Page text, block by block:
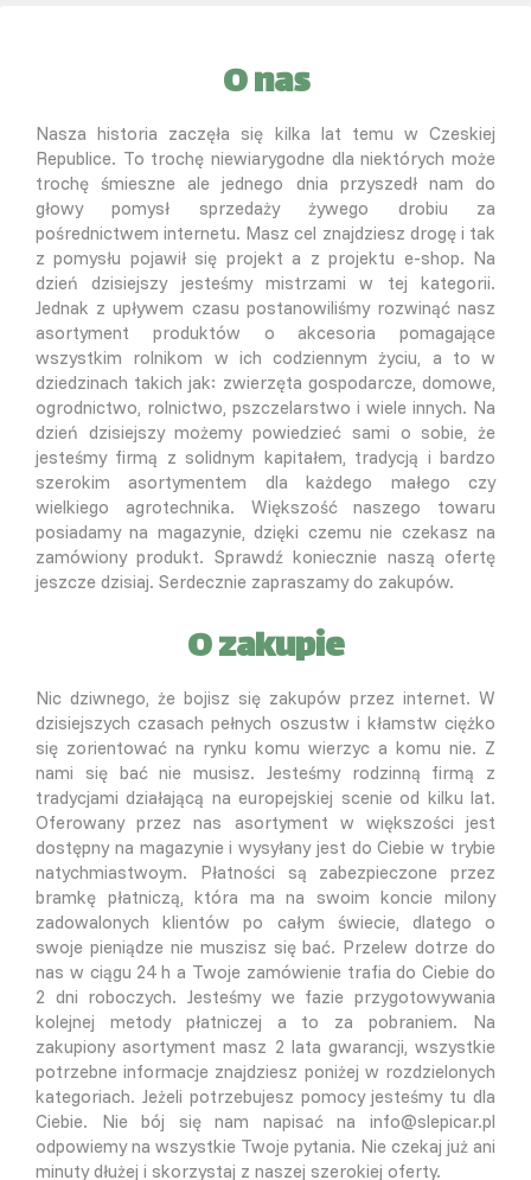
O nas
Nasza historia zaczęła się kilka lat temu w Czeskiej
Republice. To trochę niewiarygodne dla niektórych może
trochę śmieszne ale jednego dnia przyszedł nam do
głowy pomysł sprzedaży żywego drobiu za
pośrednictwem internetu. Masz cel znajdziesz drogę i tak
z pomysłu pojawił się projekt a z projektu e-shop. Na
dzień dzisiejszy jesteśmy mistrzami w tej kategorii.
Jednak z upływem czasu postanowiliśmy rozwinąć nasz
asortyment produktów o akcesoria pomagające
wszystkim rolnikom w ich codziennym życiu, a to w
dziedzinach takich jak: zwierzęta gospodarcze, domowe,
ogrodnictwo, rolnictwo, pszczelarstwo i wiele innych. Na
dzień dzisiejszy możemy powiedzieć sami o sobie, że
jesteśmy firmą z solidnym kapitałem, tradycją i bardzo
szerokim asortymentem dla każdego małego czy
wielkiego agrotechnika. Większość naszego towaru
posiadamy na magazynie, dzięki czemu nie czekasz na
zamówiony produkt. Sprawdź koniecznie naszą ofertę
jeszcze dzisiaj. Serdecznie zapraszamy do zakupów.
O zakupie
Nic dziwnego, że bojisz się zakupów przez internet. W
dzisiejszych czasach pełnych oszustw i kłamstw ciężko
się zorientować na rynku komu wierzyc a komu nie. Z
nami się bać nie musisz. Jesteśmy rodzinną firmą z
tradycjami działającą na europejskiej scenie od kilku lat.
Oferowany przez nas asortyment w większości jest
dostępny na magazynie i wysyłany jest do Ciebie w trybie
natychmiastwoym. Płatności są zabezpieczone przez
bramkę płatniczą, która ma na swoim koncie milony
zadowalonych klientów po całym świecie, dlatego o
swoje pieniądze nie muszisz się bać. Przelew dotrze do
nas w ciągu 24 h a Twoje zamówienie trafia do Ciebie do
2 dni roboczych. Jesteśmy we fazie przygotowywania
kolejnej metody płatniczej a to za pobraniem. Na
zakupiony asortyment masz 2 lata gwarancji, wszystkie
potrzebne informacje znajdziesz poniżej w rozdzielonych
kategoriach. Jeżeli potrzebujesz pomocy jesteśmy tu dla
Ciebie. Nie bój się nam napisać na info@slepicar.pl
odpowiemy na wszystkie Twoje pytania. Nie czekaj już ani
minuty dłużej i skorzystaj z naszej szerokiej oferty.